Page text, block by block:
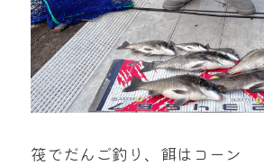
筏でだんご釣り、餌はコーン